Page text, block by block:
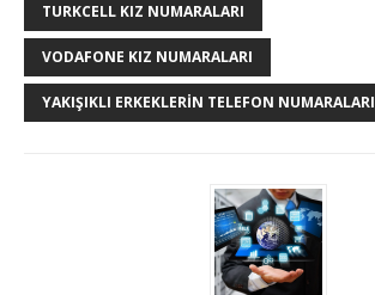
TURKCELL KIZ NUMARALARI
VODAFONE KIZ NUMARALARI
YAKIŞIKLI ERKEKLERIN TELEFON NUMARALARI